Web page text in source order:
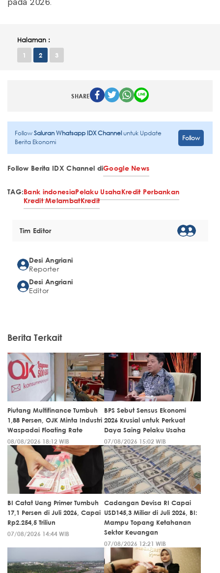
pada 2026.
Halaman :
1 2 3
SHARE
FollowSaluran Whatsapp IDX Channeluntuk Update
Berita Ekonomi
Follow
Follow Berita IDX Channel diGoogle News
TAG:Bank indonesiaPelaku UsahaKredit Perbankan
Kredit MelambatKredit
Tim Editor
Desi Angriani
Reporter
Desi Angriani
Editor
Berita Terkait
Piutang Multifinance Tumbuh
1,88 Persen, OJK Minta Industri
Waspadai Floating Rate
08/08/2026 18:12 WIB
BPS Sebut Sensus Ekonomi
2026 Krusial untuk Perkuat
Daya Saing Pelaku Usaha
07/08/2026 15:02 WIB
BI Catat Uang Primer Tumbuh
17,1 Persen di Juli 2026, Capai
Rp2.254,5 Triliun
07/08/2026 14:44 WIB
Cadangan Devisa RI Capai
USD145,3 Miliar di Juli 2026, BI:
Mampu Topang Ketahanan
Sektor Keuangan
07/08/2026 12:21 WIB